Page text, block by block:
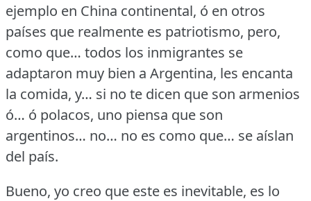
ejemplo en China continental, ó en otros
países que realmente es patriotismo, pero,
como que… todos los inmigrantes se
adaptaron muy bien a Argentina, les encanta
la comida, y… si no te dicen que son armenios
ó… ó polacos, uno piensa que son
argentinos… no… no es como que… se aíslan
del país.
Bueno, yo creo que este es inevitable, es lo